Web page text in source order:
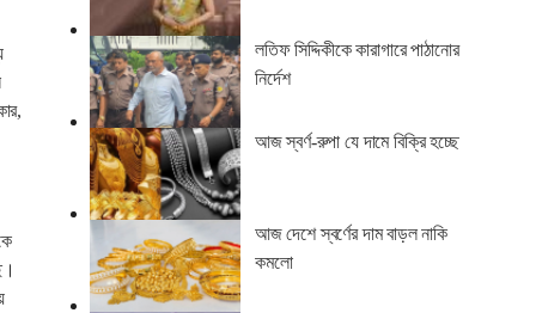
লতিফ সিদ্দিকীকে কারাগারে পাঠানোর
নির্দেশ
আজ স্বর্ণ-রুপা যে দামে বিক্রি হচ্ছে
আজ দেশে স্বর্ণের দাম বাড়ল নাকি
কমলো